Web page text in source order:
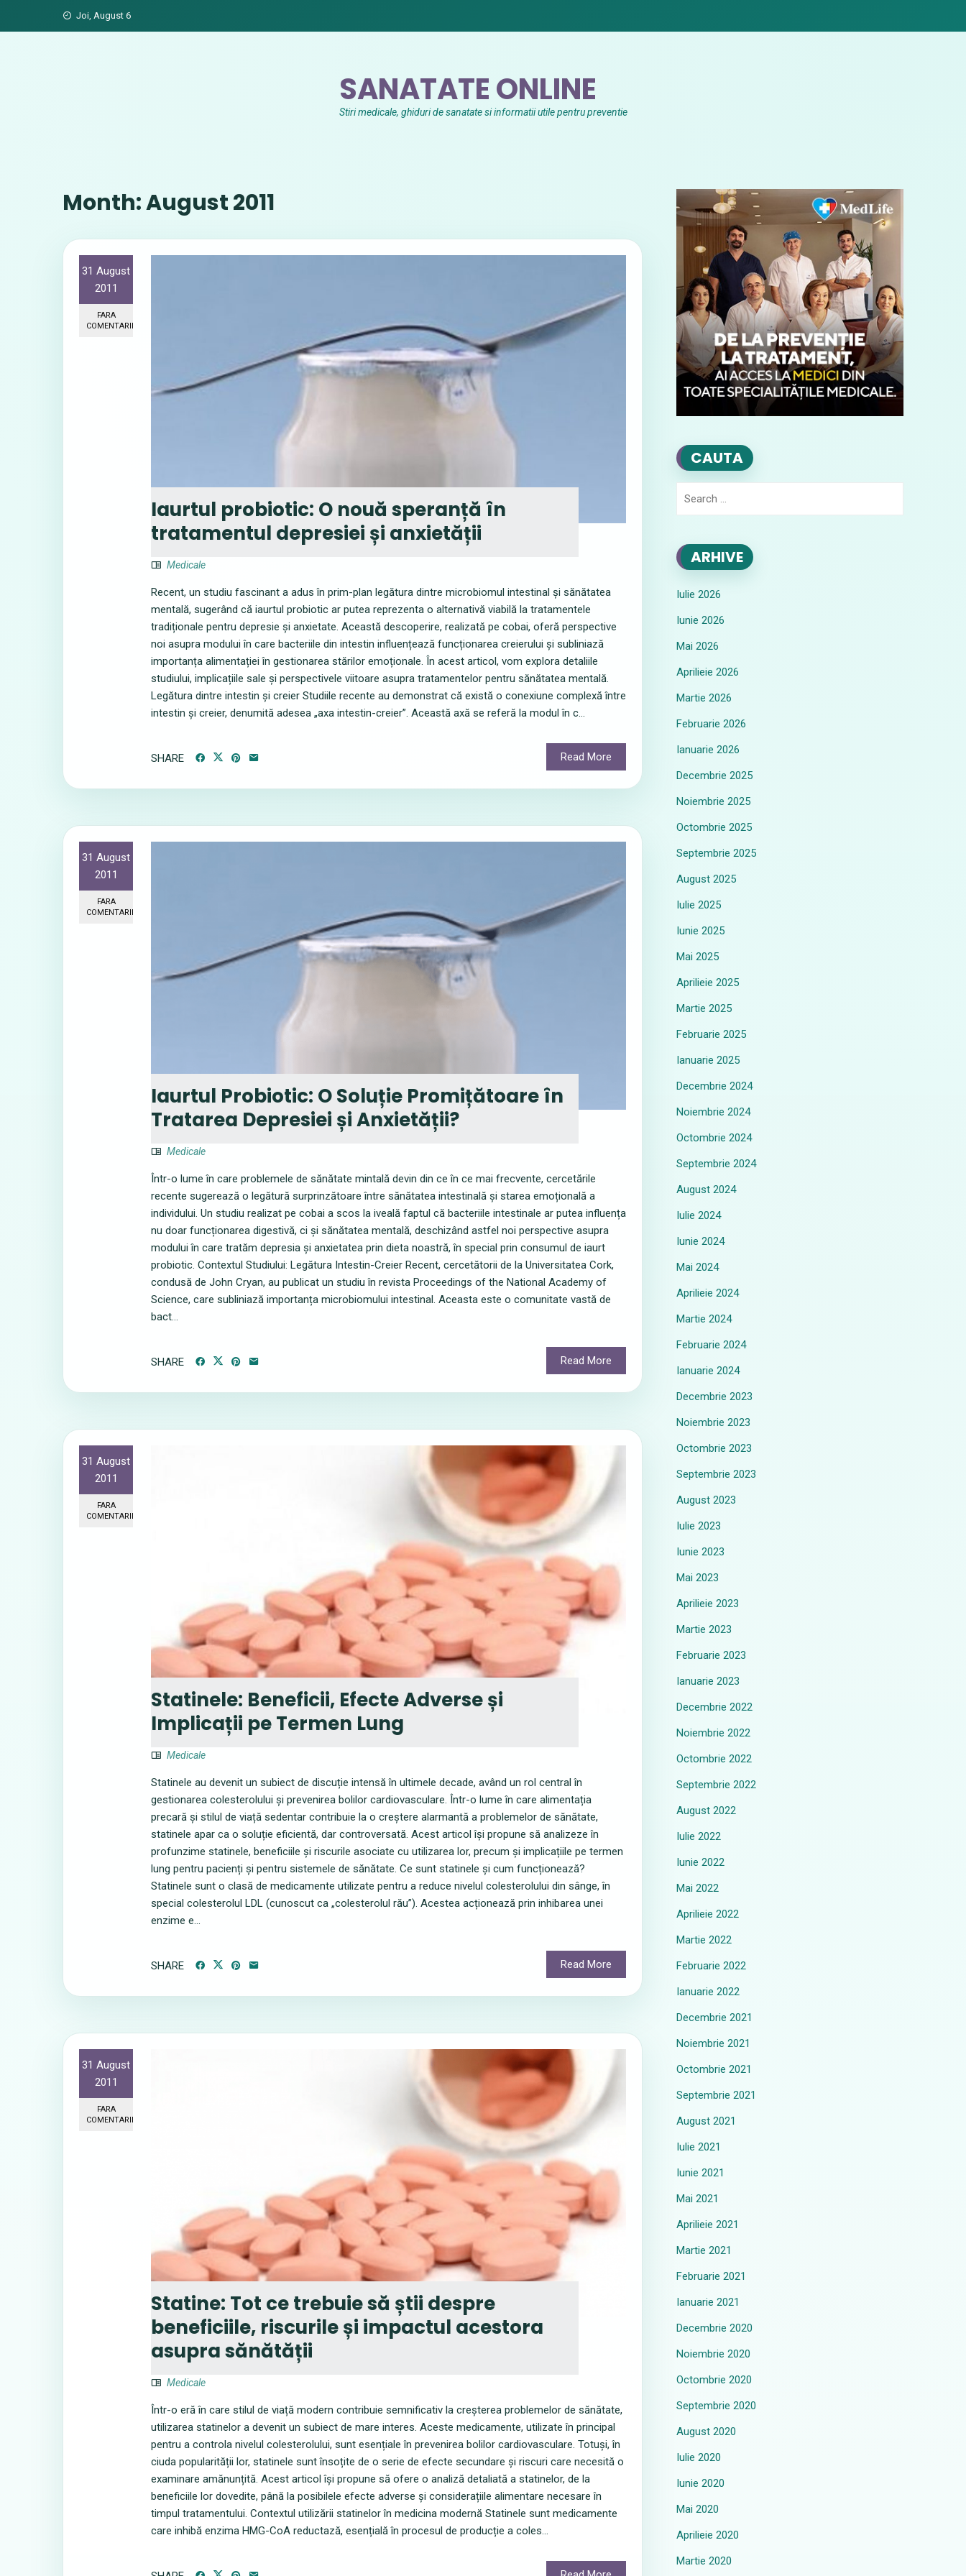
Joi, August 6
SANATATE ONLINE
Stiri medicale, ghiduri de sanatate si informatii utile pentru preventie
Month:August 2011
31 August
2011
FARA
COMENTARII
Iaurtul probiotic: O nouă speranță în
tratamentul depresiei și anxietății
Medicale
Recent, un studiu fascinant a adus în prim-plan legătura dintre microbiomul intestinal și sănătatea
mentală, sugerând că iaurtul probiotic ar putea reprezenta o alternativă viabilă la tratamentele
tradiționale pentru depresie și anxietate. Această descoperire, realizată pe cobai, oferă perspective
noi asupra modului în care bacteriile din intestin influențează funcționarea creierului și subliniază
importanța alimentației în gestionarea stărilor emoționale. În acest articol, vom explora detaliile
studiului, implicațiile sale și perspectivele viitoare asupra tratamentelor pentru sănătatea mentală.
Legătura dintre intestin și creier Studiile recente au demonstrat că există o conexiune complexă între
intestin și creier, denumită adesea „axa intestin-creier”. Această axă se referă la modul în c...
Read More
SHARE
31 August
2011
FARA
COMENTARII
Iaurtul Probiotic: O Soluție Promițătoare în
Tratarea Depresiei și Anxietății?
Medicale
Într-o lume în care problemele de sănătate mintală devin din ce în ce mai frecvente, cercetările
recente sugerează o legătură surprinzătoare între sănătatea intestinală și starea emoțională a
individului. Un studiu realizat pe cobai a scos la iveală faptul că bacteriile intestinale ar putea influența
nu doar funcționarea digestivă, ci și sănătatea mentală, deschizând astfel noi perspective asupra
modului în care tratăm depresia și anxietatea prin dieta noastră, în special prin consumul de iaurt
probiotic. Contextul Studiului: Legătura Intestin-Creier Recent, cercetătorii de la Universitatea Cork,
condusă de John Cryan, au publicat un studiu în revista Proceedings of the National Academy of
Science, care subliniază importanța microbiomului intestinal. Aceasta este o comunitate vastă de
bact...
Read More
SHARE
31 August
2011
FARA
COMENTARII
Statinele: Beneficii, Efecte Adverse și
Implicații pe Termen Lung
Medicale
Statinele au devenit un subiect de discuție intensă în ultimele decade, având un rol central în
gestionarea colesterolului și prevenirea bolilor cardiovasculare. Într-o lume în care alimentația
precară și stilul de viață sedentar contribuie la o creștere alarmantă a problemelor de sănătate,
statinele apar ca o soluție eficientă, dar controversată. Acest articol își propune să analizeze în
profunzime statinele, beneficiile și riscurile asociate cu utilizarea lor, precum și implicațiile pe termen
lung pentru pacienți și pentru sistemele de sănătate. Ce sunt statinele și cum funcționează?
Statinele sunt o clasă de medicamente utilizate pentru a reduce nivelul colesterolului din sânge, în
special colesterolul LDL (cunoscut ca „colesterolul rău”). Acestea acționează prin inhibarea unei
enzime e...
Read More
SHARE
31 August
2011
FARA
COMENTARII
Statine: Tot ce trebuie să știi despre
beneficiile, riscurile și impactul acestora
asupra sănătății
Medicale
Într-o eră în care stilul de viață modern contribuie semnificativ la creșterea problemelor de sănătate,
utilizarea statinelor a devenit un subiect de mare interes. Aceste medicamente, utilizate în principal
pentru a controla nivelul colesterolului, sunt esențiale în prevenirea bolilor cardiovasculare. Totuși, în
ciuda popularității lor, statinele sunt însoțite de o serie de efecte secundare și riscuri care necesită o
examinare amănunțită. Acest articol își propune să ofere o analiză detaliată a statinelor, de la
beneficiile lor dovedite, până la posibilele efecte adverse și considerațiile alimentare necesare în
timpul tratamentului. Contextul utilizării statinelor în medicina modernă Statinele sunt medicamente
care inhibă enzima HMG-CoA reductază, esențială în procesul de producție a coles...
CAUTA
ARHIVE
Iulie 2026
Iunie 2026
Mai 2026
Aprilieie 2026
Martie 2026
Februarie 2026
Ianuarie 2026
Decembrie 2025
Noiembrie 2025
Octombrie 2025
Septembrie 2025
August 2025
Iulie 2025
Iunie 2025
Mai 2025
Aprilieie 2025
Martie 2025
Februarie 2025
Ianuarie 2025
Decembrie 2024
Noiembrie 2024
Octombrie 2024
Septembrie 2024
August 2024
Iulie 2024
Iunie 2024
Mai 2024
Aprilieie 2024
Martie 2024
Februarie 2024
Ianuarie 2024
Decembrie 2023
Noiembrie 2023
Octombrie 2023
Septembrie 2023
August 2023
Iulie 2023
Iunie 2023
Mai 2023
Aprilieie 2023
Martie 2023
Februarie 2023
Ianuarie 2023
Decembrie 2022
Noiembrie 2022
Octombrie 2022
Septembrie 2022
August 2022
Iulie 2022
Iunie 2022
Mai 2022
Aprilieie 2022
Martie 2022
Februarie 2022
Ianuarie 2022
Decembrie 2021
Noiembrie 2021
Octombrie 2021
Septembrie 2021
August 2021
Iulie 2021
Iunie 2021
Mai 2021
Aprilieie 2021
Martie 2021
Februarie 2021
Ianuarie 2021
Decembrie 2020
Noiembrie 2020
Octombrie 2020
Septembrie 2020
August 2020
Iulie 2020
Iunie 2020
Mai 2020
Aprilieie 2020
Martie 2020